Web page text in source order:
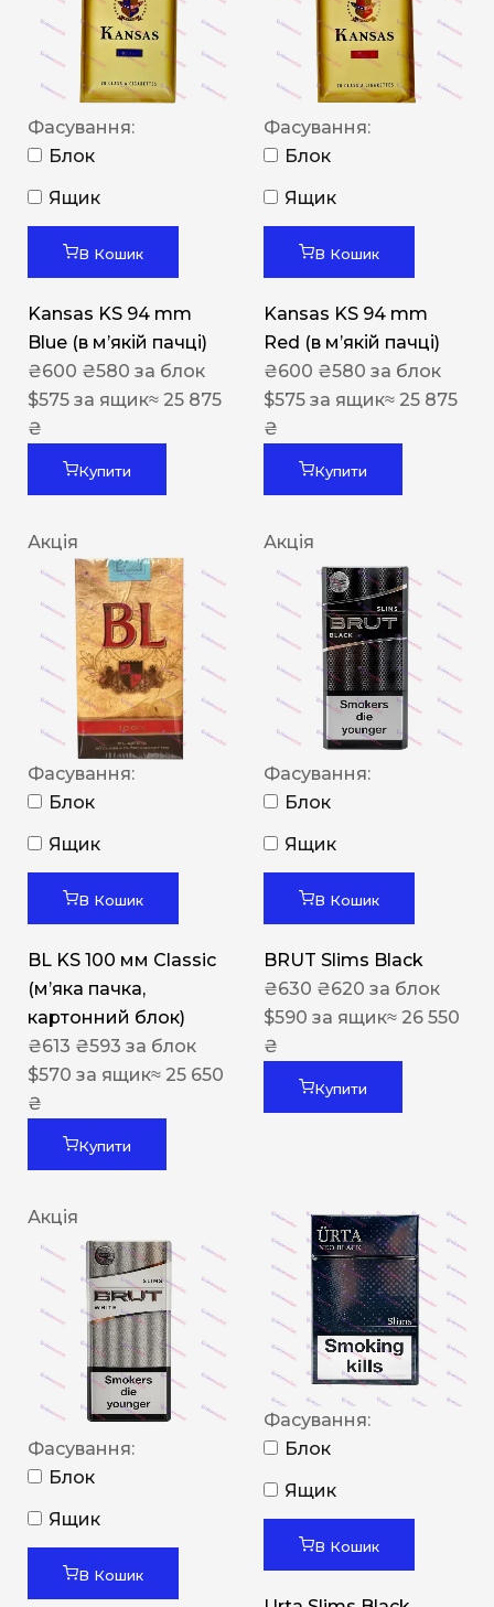
Фасування:
Блок
Ящик
В Кошик
Kansas KS 94 mm
Blue (в мʼякій пачці)
₴600 ₴580 за блок
$575 за ящик≈ 25 875
₴
Купити
Фасування:
Блок
Ящик
В Кошик
Kansas KS 94 mm
Red (в мʼякій пачці)
₴600 ₴580 за блок
$575 за ящик≈ 25 875
₴
Купити
Акція
Фасування:
Блок
Ящик
В Кошик
BL KS 100 мм Classic
(м’яка пачка,
картонний блок)
₴613 ₴593 за блок
$570 за ящик≈ 25 650
₴
Купити
Акція
Фасування:
Блок
Ящик
В Кошик
BRUT Slims Black
₴630 ₴620 за блок
$590 за ящик≈ 26 550
₴
Купити
Акція
Фасування:
Блок
Ящик
В Кошик
Фасування:
Блок
Ящик
В Кошик